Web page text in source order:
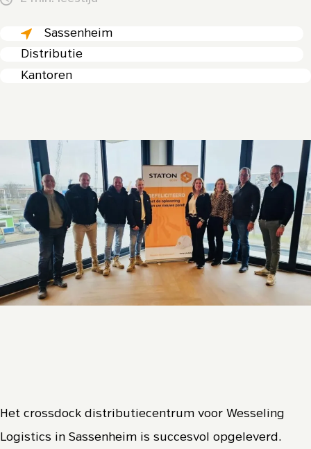
Sassenheim
Distributie
Kantoren
Het crossdock distributiecentrum voor Wesseling
Logistics in Sassenheim is succesvol opgeleverd.